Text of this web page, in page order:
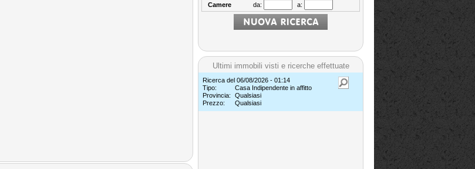
Camere
da: a:
Ultimi immobili visti e ricerche effettuate
Ricerca del 06/08/2026 - 01:14
Tipo:
Casa Indipendente in affitto
Provincia:
Qualsiasi
Prezzo:
Qualsiasi